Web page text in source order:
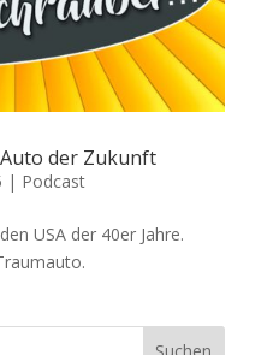
der Zukunft
| Podcast
USA der 40er Jahre.